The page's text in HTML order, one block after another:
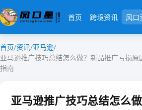
首页 跨境资讯 风口
首页/资讯/亚马逊/
亚马逊推广技巧总结怎么做？新品推广亏损
指南
亚马逊推广技巧总结怎么